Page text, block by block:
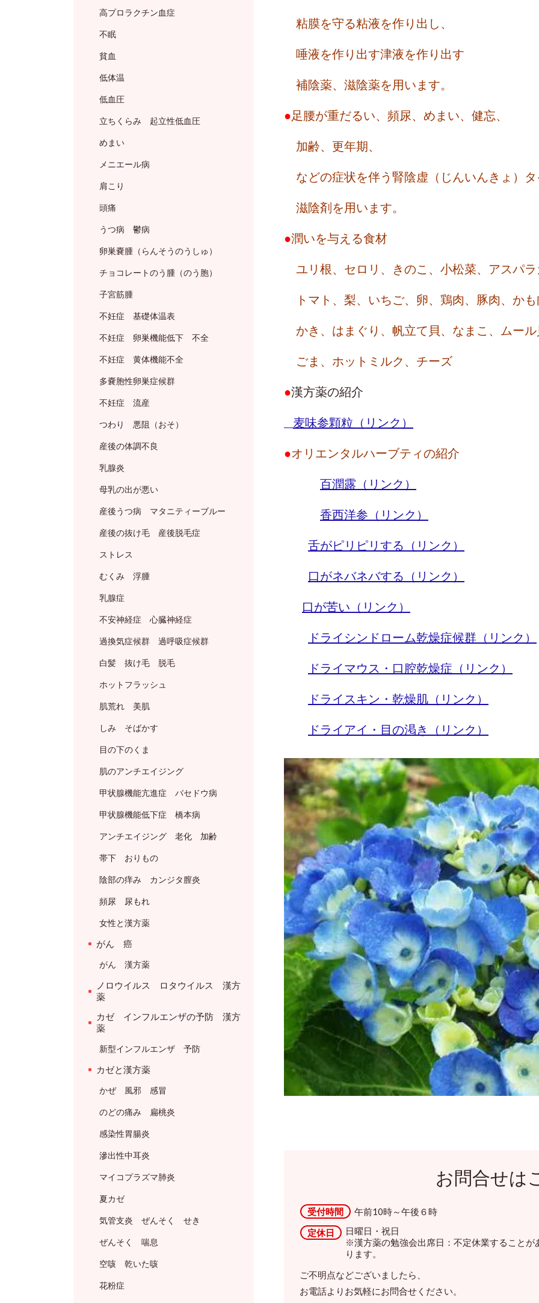
粘膜を守る粘液を作り出し、
唾液を作り出す津液を作り出す
補陰薬、滋陰薬を用います。
●足腰が重だるい、頻尿、めまい、健忘、
加齢、更年期、
などの症状を伴う腎陰虚（じんいんきょ）タ
滋陰剤を用います。
●潤いを与える食材
ユリ根、セロリ、きのこ、小松菜、アスパラ
トマト、梨、いちご、卵、鶏肉、豚肉、かも
かき、はまぐり、帆立て貝、なまこ、ムール
ごま、ホットミルク、チーズ
●漢方薬の紹介
麦味参顆粒（リンク）
●オリエンタルハーブティの紹介
百潤露（リンク）
香西洋参（リンク）
舌がピリピリする（リンク）
口がネバネバする（リンク）
口が苦い（リンク）
ドライシンドローム乾燥症候群（リンク）
ドライマウス・口腔乾燥症（リンク）
ドライスキン・乾燥肌（リンク）
ドライアイ・目の渇き（リンク）
お問合せは
受付時間
午前10時～午後６時
定休日
日曜日・祝日
※漢方薬の勉強会出席日：不定休業することが
ります。
ご不明点などございましたら、
お電話よりお気軽にお問合せください。
高プロラクチン血症
不眠
貧血
低体温
低血圧
立ちくらみ 起立性低血圧
めまい
メニエール病
肩こり
頭痛
うつ病 鬱病
卵巣嚢腫（らんそうのうしゅ）
チョコレートのう腫（のう胞）
子宮筋腫
不妊症 基礎体温表
不妊症 卵巣機能低下 不全
不妊症 黄体機能不全
多嚢胞性卵巣症候群
不妊症 流産
つわり 悪阻（おそ）
産後の体調不良
乳腺炎
母乳の出が悪い
産後うつ病 マタニティーブルー
産後の抜け毛 産後脱毛症
ストレス
むくみ 浮腫
乳腺症
不安神経症 心臓神経症
過換気症候群 過呼吸症候群
白髪 抜け毛 脱毛
ホットフラッシュ
肌荒れ 美肌
しみ そばかす
目の下のくま
肌のアンチエイジング
甲状腺機能亢進症 バセドウ病
甲状腺機能低下症 橋本病
アンチエイジング 老化 加齢
帯下 おりもの
陰部の痒み カンジタ膣炎
頻尿 尿もれ
女性と漢方薬
がん 癌
がん 漢方薬
ノロウイルス ロタウイルス 漢方
薬
カゼ インフルエンザの予防 漢方
薬
新型インフルエンザ 予防
カゼと漢方薬
かぜ 風邪 感冒
のどの痛み 扁桃炎
感染性胃腸炎
滲出性中耳炎
マイコプラズマ肺炎
夏カゼ
気管支炎 ぜんそく せき
ぜんそく 喘息
空咳 乾いた咳
花粉症